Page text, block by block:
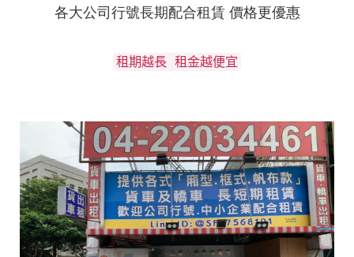
各大公司行號長期配合租賃 價格更優惠
租期越長 租金越便宜